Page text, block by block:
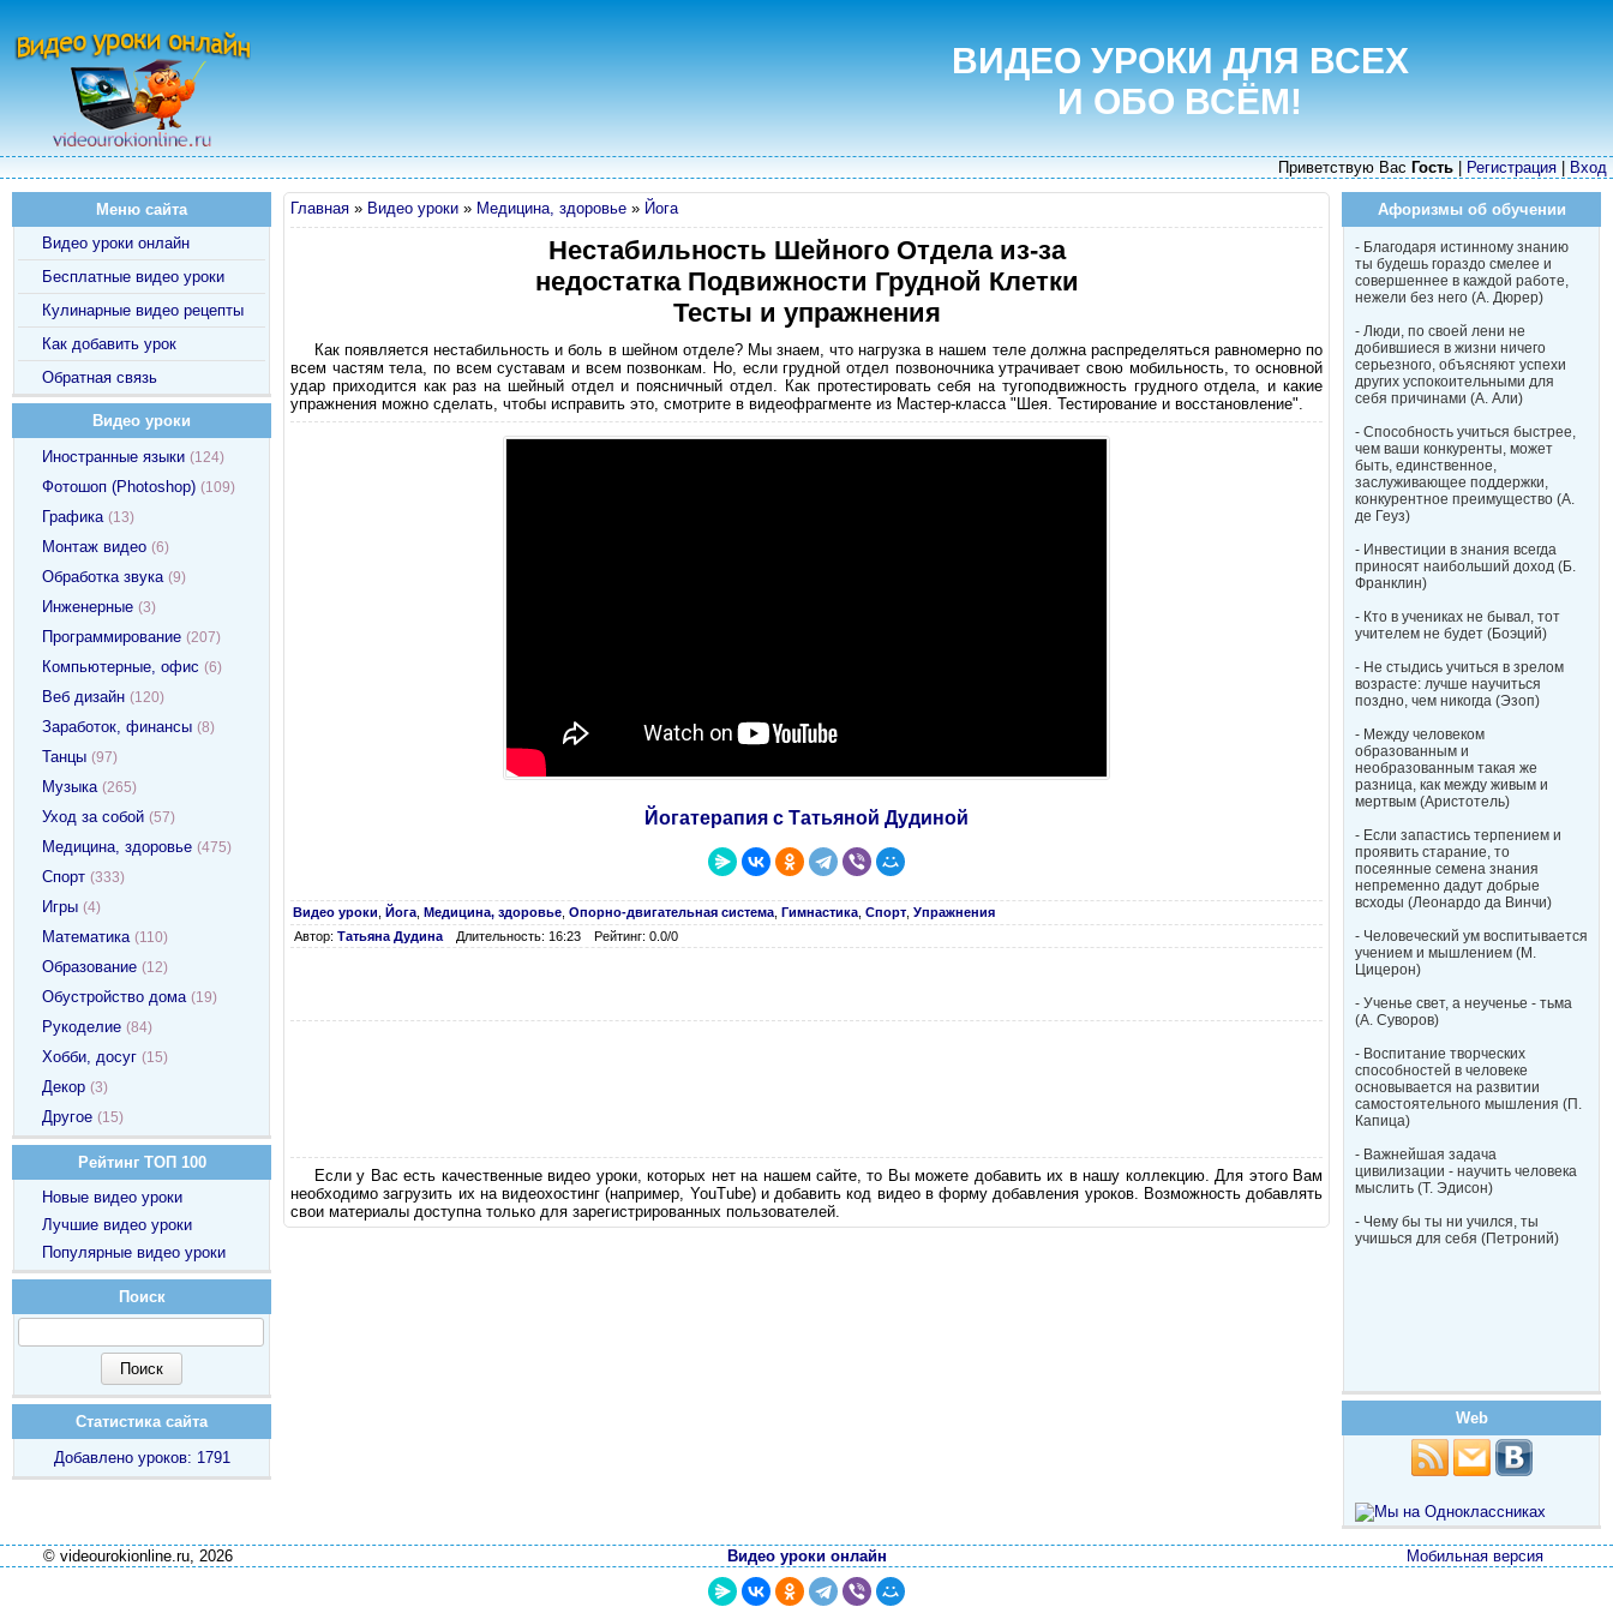
ВИДЕО УРОКИ ДЛЯ ВСЕХ
И ОБО ВСЁМ!
Приветствую Вас Гость Регистрация Вход
Главная » Видео уроки » Медицина, здоровье » Йога
Нестабильность Шейного Отдела из-за
недостатка Подвижности Грудной Клетки
Тесты и упражнения
Как появляется нестабильность и боль в шейном отделе? Мы знаем, что нагрузка в нашем теле должна распределяться равномерно по
всем частям тела, по всем суставам и всем позвонкам. Но, если грудной отдел позвоночника утрачивает свою мобильность, то основной
удар приходится как раз на шейный отдел и поясничный отдел. Как протестировать себя на тугоподвижность грудного отдела, и какие
упражнения можно сделать, чтобы исправить это, смотрите в видеофрагменте из Мастер-класса "Шея. Тестирование и восстановление".
Йогатерапия с Татьяной Дудиной
Видео уроки Йога Медицина, здоровье Опорно-двигательная система Гимнастика Спорт Упражнения
Автор: Татьяна Дудина Длительность: 16:23 Рейтинг: 0.0/0
Если у Вас есть качественные видео уроки, которых нет на нашем сайте, то Вы можете добавить их в нашу коллекцию. Для этого Вам
необходимо загрузить их на видеохостинг (например, YouTube) и добавить код видео в форму добавления уроков. Возможность добавлять
свои материалы доступна только для зарегистрированных пользователей.
Меню сайта
Видео уроки онлайн
Бесплатные видео уроки
Кулинарные видео рецепты
Как добавить урок
Обратная связь
Видео уроки
Иностранные языки (124)
Фотошоп (Photoshop) (109)
Графика (13)
Монтаж видео (6)
Обработка звука (9)
Инженерные (3)
Программирование (207)
Компьютерные, офис (6)
Веб дизайн (120)
Заработок, финансы (8)
Танцы (97)
Музыка (265)
Уход за собой (57)
Медицина, здоровье (475)
Спорт (333)
Игры (4)
Математика (110)
Образование (12)
Обустройство дома (19)
Рукоделие (84)
Хобби, досуг (15)
Декор (3)
Другое (15)
Рейтинг ТОП 100
Новые видео уроки
Лучшие видео уроки
Популярные видео уроки
Поиск
Статистика сайта
Добавлено уроков: 1791
Афоризмы об обучении
- Благодаря истинному знанию
ты будешь гораздо смелее и
совершеннее в каждой работе,
нежели без него (А. Дюрер)
- Люди, по своей лени не
добившиеся в жизни ничего
серьезного, объясняют успехи
других успокоительными для
себя причинами (А. Али)
- Способность учиться быстрее,
чем ваши конкуренты, может
быть, единственное,
заслуживающее поддержки,
конкурентное преимущество (А.
де Геуз)
- Инвестиции в знания всегда
приносят наибольший доход (Б.
Франклин)
- Кто в учениках не бывал, тот
учителем не будет (Боэций)
- Не стыдись учиться в зрелом
возрасте: лучше научиться
поздно, чем никогда (Эзоп)
- Между человеком
образованным и
необразованным такая же
разница, как между живым и
мертвым (Аристотель)
- Если запастись терпением и
проявить старание, то
посеянные семена знания
непременно дадут добрые
всходы (Леонардо да Винчи)
- Человеческий ум воспитывается
учением и мышлением (М.
Цицерон)
- Ученье свет, а неученье - тьма
(А. Суворов)
- Воспитание творческих
способностей в человеке
основывается на развитии
самостоятельного мышления (П.
Капица)
- Важнейшая задача
цивилизации - научить человека
мыслить (Т. Эдисон)
- Чему бы ты ни учился, ты
учишься для себя (Петроний)
Web
© videourokionline.ru, 2026 Мобильная версия
Видео уроки онлайн